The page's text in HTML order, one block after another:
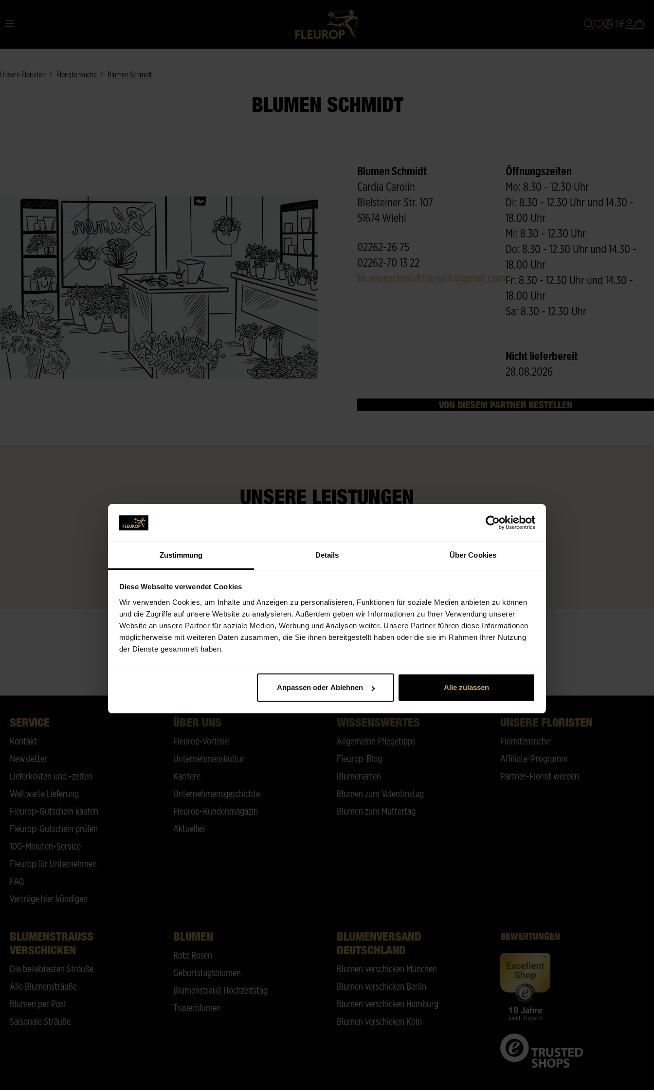
Zustimmung Details Über Cookies
Diese Webseite verwendet Cookies
Wir verwenden Cookies, um Inhalte und Anzeigen zu personalisieren, Funktionen für soziale Medien anbieten zu können
und die Zugriffe auf unsere Website zu analysieren. Außerdem geben wir Informationen zu Ihrer Verwendung unserer
Website an unsere Partner für soziale Medien, Werbung und Analysen weiter. Unsere Partner führen diese Informationen
möglicherweise mit weiteren Daten zusammen, die Sie ihnen bereitgestellt haben oder die sie im Rahmen Ihrer Nutzung
der Dienste gesammelt haben.
Anpassen oder Ablehnen Alle zulassen
DE
Unsere Floristen Floristensuche Blumen Schmidt
BLUMEN SCHMIDT
Blumen Schmidt
Cardia Carolin
Bielsteiner Str. 107
51674 Wiehl
02262-26 75
02262-70 13 22
blumenschmidtfloristik@gmail.com
Öffnungszeiten
Mo: 8.30 - 12.30 Uhr
Di: 8.30 - 12.30 Uhr und 14.30 -
18.00 Uhr
Mi: 8.30 - 12.30 Uhr
Do: 8.30 - 12.30 Uhr und 14.30 -
18.00 Uhr
Fr: 8.30 - 12.30 Uhr und 14.30 -
18.00 Uhr
Sa: 8.30 - 12.30 Uhr
Nicht lieferbereit
28.08.2026
VON DIESEM PARTNER BESTELLEN
UNSERE LEISTUNGEN
auch um Extra-
SERVICE
Kontakt
Newsletter
Lieferkosten und -zeiten
Weltweite Lieferung
Fleurop-Gutschein kaufen
Fleurop-Gutschein prüfen
100-Minuten-Service
Fleurop für Unternehmen
FAQ
Verträge hier kündigen
ÜBER UNS
Fleurop-Vorteile
Unternehmenskultur
Karriere
Unternehmensgeschichte
Fleurop-Kundenmagazin
Aktuelles
WISSENSWERTES
Allgemeine Pflegetipps
Fleurop-Blog
Blumenarten
Blumen zum Valentinstag
Blumen zum Muttertag
UNSERE FLORISTEN
Floristensuche
Affiliate-Programm
Partner-Florist werden
BLUMENSTRAUSS V
ERSCHICKEN
Die beliebtesten Sträuße
Alle Blumensträuße
Blumen per Post
Saisonale Sträuße
BLUMEN
Rote Rosen
Geburtstagsblumen
Blumenstrauß Hochzeitstag
Trauerblumen
BLUMENVERSAND
DEUTSCHLAND
Blumen verschicken München
Blumen verschicken Berlin
Blumen verschicken Hamburg
Blumen verschicken Köln
BEWERTUNGEN